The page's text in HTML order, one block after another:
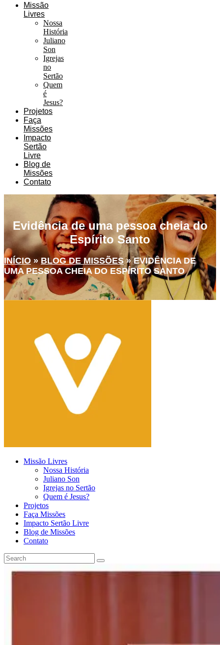
Missão
Livres
Nossa
História
Juliano
Son
Igrejas
no
Sertão
Quem
é
Jesus?
Projetos
Faça
Missões
Impacto
Sertão
Livre
Blog de
Missões
Contato
Evidência de uma pessoa cheia do
Espírito Santo
INÍCIO»BLOG DE MISSÕES»EVIDÊNCIA DE
UMA PESSOA CHEIA DO ESPÍRITO SANTO
Missão Livres
Nossa História
Juliano Son
Igrejas no Sertão
Quem é Jesus?
Projetos
Faça Missões
Impacto Sertão Livre
Blog de Missões
Contato